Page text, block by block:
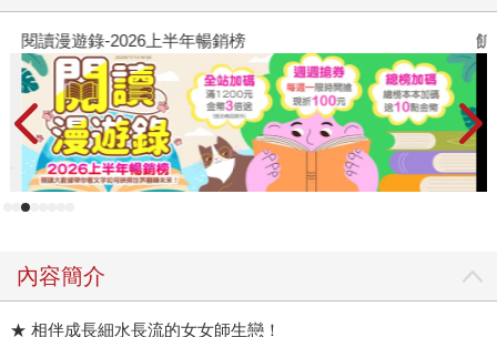
閱讀漫遊錄-2026上半年暢銷榜 飢
內容簡介
★ 相伴成長細水長流的女女師生戀！